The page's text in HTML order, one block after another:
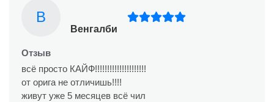
В
Венгалби
Отзыв
всё просто КАЙФ!!!!!!!!!!!!!!!!!!!!!
от орига не отличишь!!!!
живут уже 5 месяцев всё чил